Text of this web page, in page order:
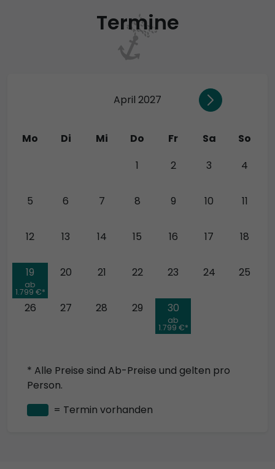
Termine
April 2027
Mo Di Mi Do Fr Sa
So
1 2 3 4
5 6 7 8 9 10 11
12 13 14 15 16 17 18
ab
1.799 €*
19 20 21 22 23 24 25
26 27 28 29
ab
1.799 €*
30
* Alle Preise sind Ab-Preise und gelten pro
Person.
= Termin vorhanden